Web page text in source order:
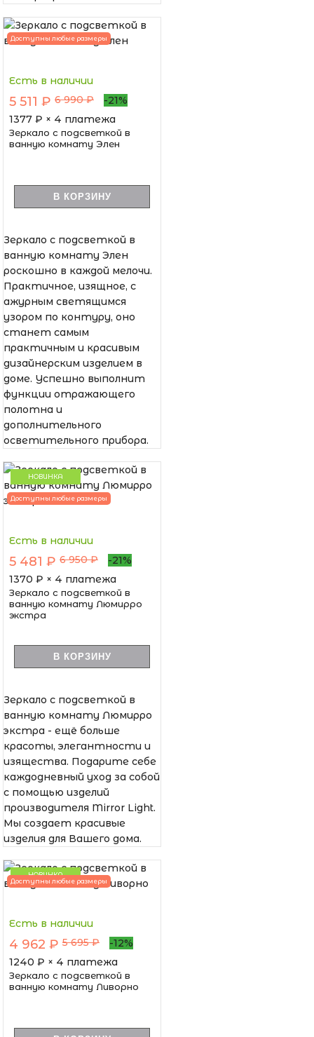
Доступны любые размеры
Есть в наличии
5 511 ₽ 6 990 ₽
-21%
1377 ₽ × 4 платежа
Зеркало с подсветкой в
ванную комнату Элен
В КОРЗИНУ
Зеркало с подсветкой в
ванную комнату Элен
роскошно в каждой мелочи.
Практичное, изящное, с
ажурным светящимся
узором по контуру, оно
станет самым
практичным и красивым
дизайнерским изделием в
доме. Успешно выполнит
функции отражающего
полотна и
дополнительного
осветительного прибора.
НОВИНКА
Доступны любые размеры
Есть в наличии
5 481 ₽ 6 950 ₽
-21%
1370 ₽ × 4 платежа
Зеркало с подсветкой в
ванную комнату Люмирро
экстра
В КОРЗИНУ
Зеркало с подсветкой в
ванную комнату Люмирро
экстра - ещё больше
красоты, элегантности и
изящества. Подарите себе
каждодневный уход за собой
с помощью изделий
производителя Mirror Light.
Мы создает красивые
изделия для Вашего дома.
НОВИНКА
Доступны любые размеры
Есть в наличии
4 962 ₽ 5 695 ₽
-12%
1240 ₽ × 4 платежа
Зеркало с подсветкой в
ванную комнату Ливорно